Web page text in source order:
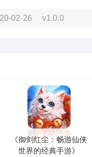
02-26 v1.0.0
《御剑红尘：畅游仙侠
世界的经典手游》